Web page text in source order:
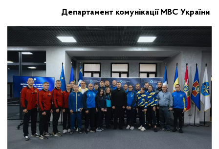
Департамент комунікації МВС України